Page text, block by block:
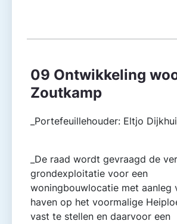
09 Ontwikkeling
Zoutkamp
_Portefeuillehouder: Eltjo
_De raad wordt gevraagd de
grondexploitatie voor een
woningbouwlocatie met aanleg
haven op het voormalige
vast te stellen en daarvoor een